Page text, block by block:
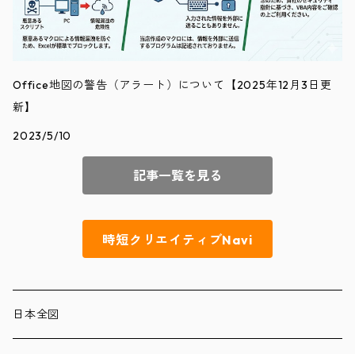
Office地図の警告（アラート）について【2025年12月3日更
新】
2023/5/10
記事一覧を見る
時短クリエイティブNavi
日本全図